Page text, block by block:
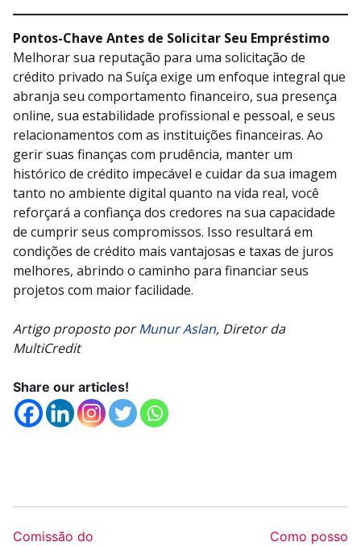
Pontos-Chave Antes de Solicitar Seu Empréstimo
Melhorar sua reputação para uma solicitação de
crédito privado na Suíça exige um enfoque integral que
abranja seu comportamento financeiro, sua presença
online, sua estabilidade profissional e pessoal, e seus
relacionamentos com as instituições financeiras. Ao
gerir suas finanças com prudência, manter um
histórico de crédito impecável e cuidar da sua imagem
tanto no ambiente digital quanto na vida real, você
reforçará a confiança dos credores na sua capacidade
de cumprir seus compromissos. Isso resultará em
condições de crédito mais vantajosas e taxas de juros
melhores, abrindo o caminho para financiar seus
projetos com maior facilidade.
Artigo proposto porMunur Aslan, Diretor da
MultiCredit
Share our articles!
Comissão do
Como posso